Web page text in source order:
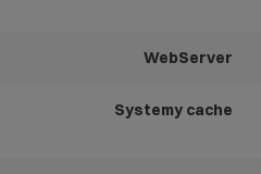
WebServer
Systemy cache